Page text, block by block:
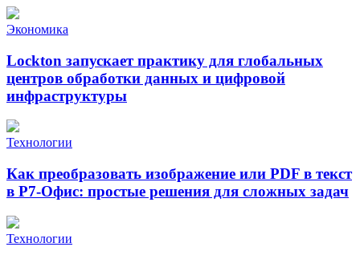
Экономика
Lockton запускает практику для глобальных
центров обработки данных и цифровой
инфраструктуры
Технологии
Как преобразовать изображение или PDF в текст
в Р7-Офис: простые решения для сложных задач
Технологии